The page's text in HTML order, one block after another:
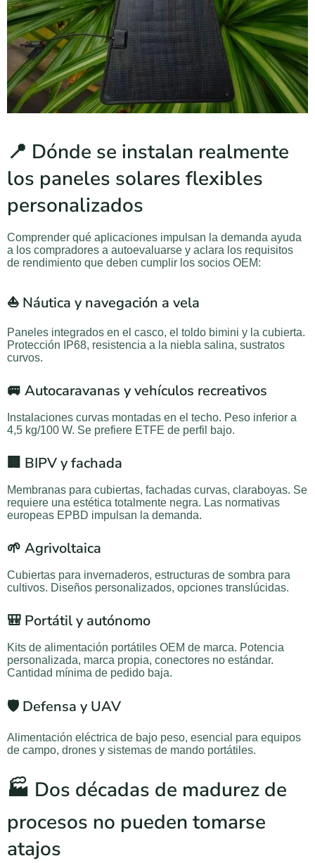
📍 Dónde se instalan realmente
los paneles solares flexibles
personalizados
Comprender qué aplicaciones impulsan la demanda ayuda
a los compradores a autoevaluarse y aclara los requisitos
de rendimiento que deben cumplir los socios OEM:
⛵ Náutica y navegación a vela
Paneles integrados en el casco, el toldo bimini y la cubierta.
Protección IP68, resistencia a la niebla salina, sustratos
curvos.
🚐 Autocaravanas y vehículos recreativos
Instalaciones curvas montadas en el techo. Peso inferior a
4,5 kg/100 W. Se prefiere ETFE de perfil bajo.
🏢 BIPV y fachada
Membranas para cubiertas, fachadas curvas, claraboyas. Se
requiere una estética totalmente negra. Las normativas
europeas EPBD impulsan la demanda.
🌱 Agrivoltaica
Cubiertas para invernaderos, estructuras de sombra para
cultivos. Diseños personalizados, opciones translúcidas.
🎒 Portátil y autónomo
Kits de alimentación portátiles OEM de marca. Potencia
personalizada, marca propia, conectores no estándar.
Cantidad mínima de pedido baja.
🛡️ Defensa y UAV
Alimentación eléctrica de bajo peso, esencial para equipos
de campo, drones y sistemas de mando portátiles.
🏭 Dos décadas de madurez de
procesos no pueden tomarse
atajos